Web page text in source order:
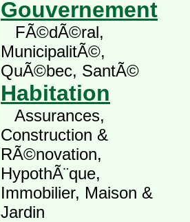
Gouvernement
FÃ©dÃ©ral,
MunicipalitÃ©,
QuÃ©bec, SantÃ©
Habitation
Assurances,
Construction &
RÃ©novation,
HypothÃ¨que,
Immobilier, Maison &
Jardin